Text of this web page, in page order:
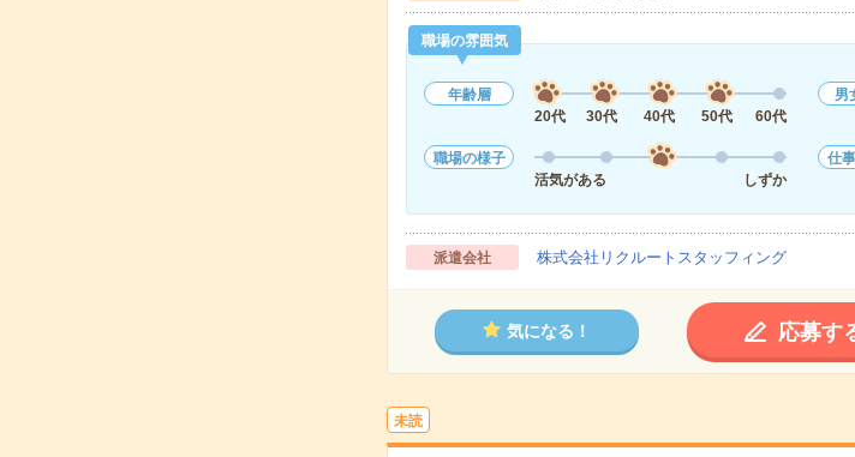
職場の雰囲気
年齢層
20代
30代 40代 50代 60代
男
職場の様子
活気がある
しずか
仕
派遣会社 株式会社リクルートスタッフィング
気になる！ 応募す
未読